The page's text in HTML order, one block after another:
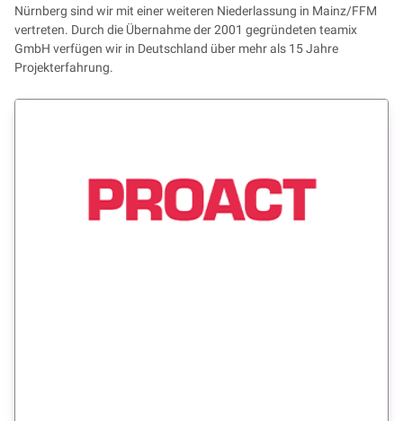
Nürnberg sind wir mit einer weiteren Niederlassung in Mainz/FFM
vertreten. Durch die Übernahme der 2001 gegründeten teamix
GmbH verfügen wir in Deutschland über mehr als 15 Jahre
Projekterfahrung.